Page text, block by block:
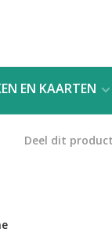
EN KAARTEN
Deel dit